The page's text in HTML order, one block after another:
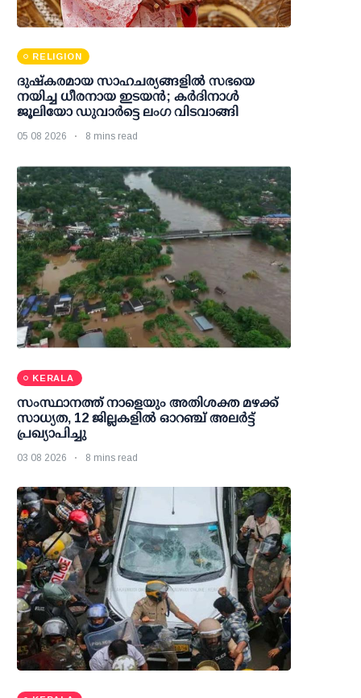
RELIGION
ദുഷ്കരമായ സാഹചര്യങ്ങളിൽ സഭയെ
നയിച്ച ധീരനായ ഇടയൻ; കർദിനാൾ
ജൂലിയോ ഡുവാർട്ടെ ലംഗ വിടവാങ്ങി
05 08 2026 8 mins read
KERALA
സംസ്ഥാനത്ത് നാളെയും അതിശക്ത മഴക്ക്
സാധ്യത, 12 ജില്ലകളിൽ ഓറഞ്ച് അലർട്ട്
പ്രഖ്യാപിച്ചു
03 08 2026 8 mins read